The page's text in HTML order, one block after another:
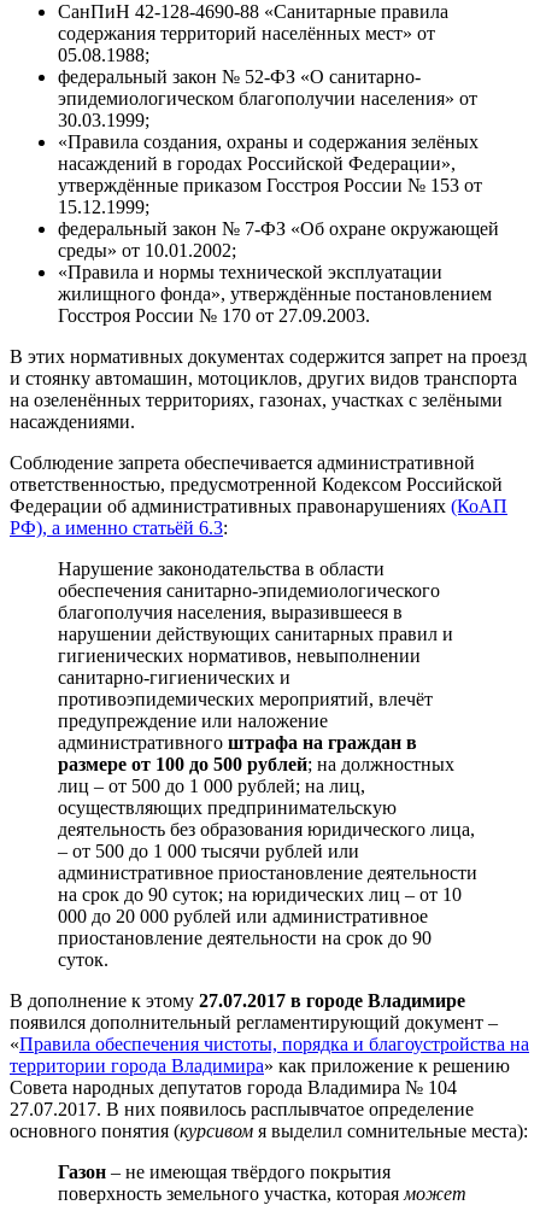
СанПиН 42-128-4690-88 «Санитарные правила
содержания территорий населённых мест» от
05.08.1988;
федеральный закон № 52-ФЗ «О санитарно-
эпидемиологическом благополучии населения» от
30.03.1999;
«Правила создания, охраны и содержания зелёных
насаждений в городах Российской Федерации»,
утверждённые приказом Госстроя России № 153 от
15.12.1999;
федеральный закон № 7-ФЗ «Об охране окружающей
среды» от 10.01.2002;
«Правила и нормы технической эксплуатации
жилищного фонда», утверждённые постановлением
Госстроя России № 170 от 27.09.2003.
В этих нормативных документах содержится запрет на проезд
и стоянку автомашин, мотоциклов, других видов транспорта
на озеленённых территориях, газонах, участках с зелёными
насаждениями.
Соблюдение запрета обеспечивается административной
ответственностью, предусмотренной Кодексом Российской
Федерации об административных правонарушениях (КоАП
РФ), а именно статьёй 6.3:
Нарушение законодательства в области
обеспечения санитарно-эпидемиологического
благополучия населения, выразившееся в
нарушении действующих санитарных правил и
гигиенических нормативов, невыполнении
санитарно-гигиенических и
противоэпидемических мероприятий, влечёт
предупреждение или наложение
административного штрафа на граждан в
размере от 100 до 500 рублей; на должностных
лиц – от 500 до 1 000 рублей; на лиц,
осуществляющих предпринимательскую
деятельность без образования юридического лица,
– от 500 до 1 000 тысячи рублей или
административное приостановление деятельности
на срок до 90 суток; на юридических лиц – от 10
000 до 20 000 рублей или административное
приостановление деятельности на срок до 90
суток.
В дополнение к этому 27.07.2017 в городе Владимире
появился дополнительный регламентирующий документ –
«Правила обеспечения чистоты, порядка и благоустройства на
территории города Владимира» как приложение к решению
Совета народных депутатов города Владимира № 104
27.07.2017. В них появилось расплывчатое определение
основного понятия (курсивом я выделил сомнительные места):
Газон – не имеющая твёрдого покрытия
поверхность земельного участка, которая может